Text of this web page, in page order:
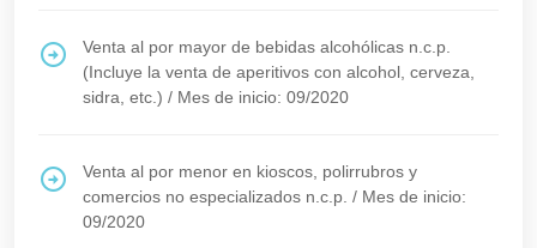
Venta al por mayor de bebidas alcohólicas n.c.p.
(Incluye la venta de aperitivos con alcohol, cerveza,
sidra, etc.) / Mes de inicio: 09/2020
Venta al por menor en kioscos, polirrubros y
comercios no especializados n.c.p. / Mes de inicio:
09/2020